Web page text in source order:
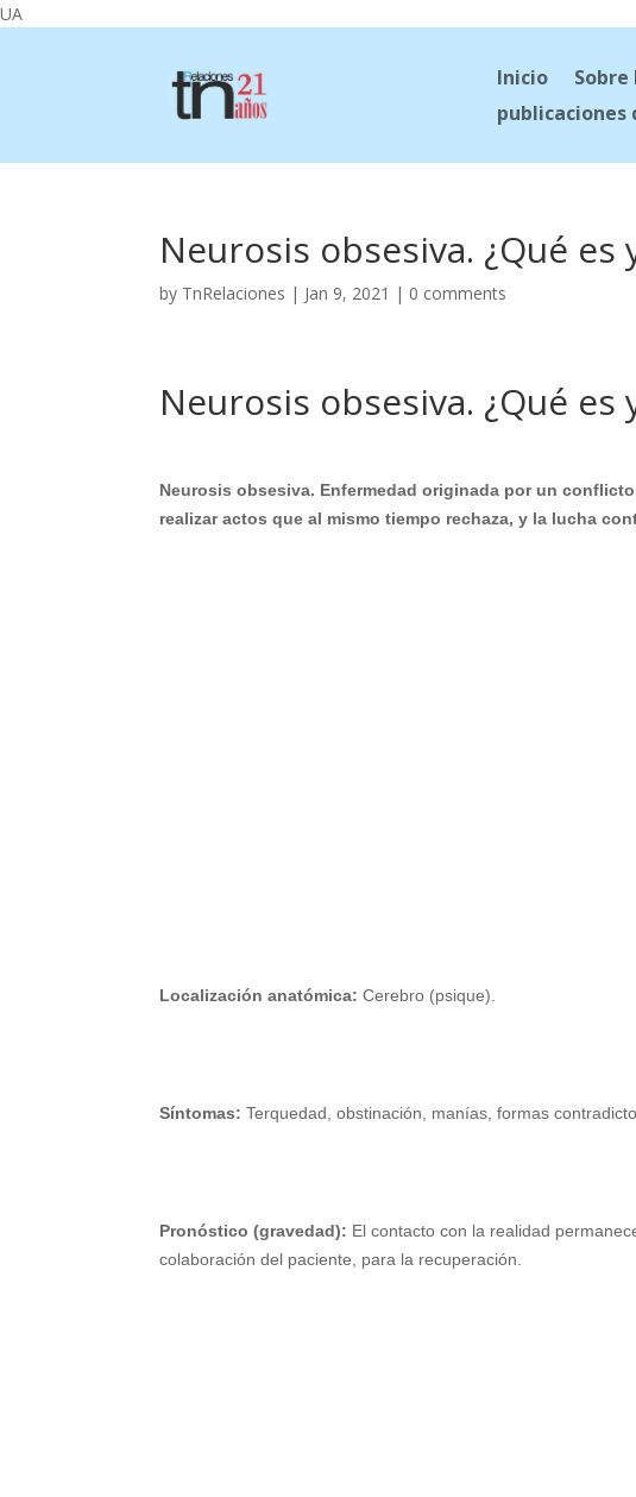
UA
Inicio
publicaciones
Neurosis obsesiva. ¿Qué
by TnRelaciones | Jan 9, 2021 | 0 comments
Neurosis obsesiva. ¿Qué
Neurosis obsesiva. Enfermedad originada por un
realizar actos que al mismo tiempo rechaza, y la lucha
Localización anatómica:Cerebro (psique).
Síntomas:Terquedad, obstinación, manías, formas
Pronóstico (gravedad): El contacto con la realidad
colaboración del paciente, para la recuperación.